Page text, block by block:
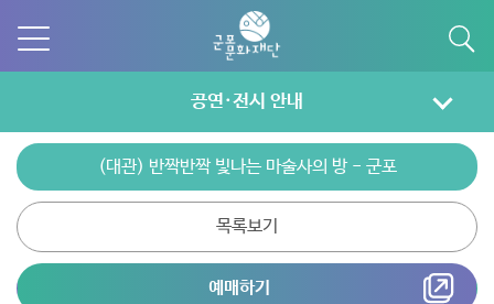
공연·전시 안내
(대관) 반짝반짝 빛나는 마술사의 방 - 군포
목록보기
예매하기